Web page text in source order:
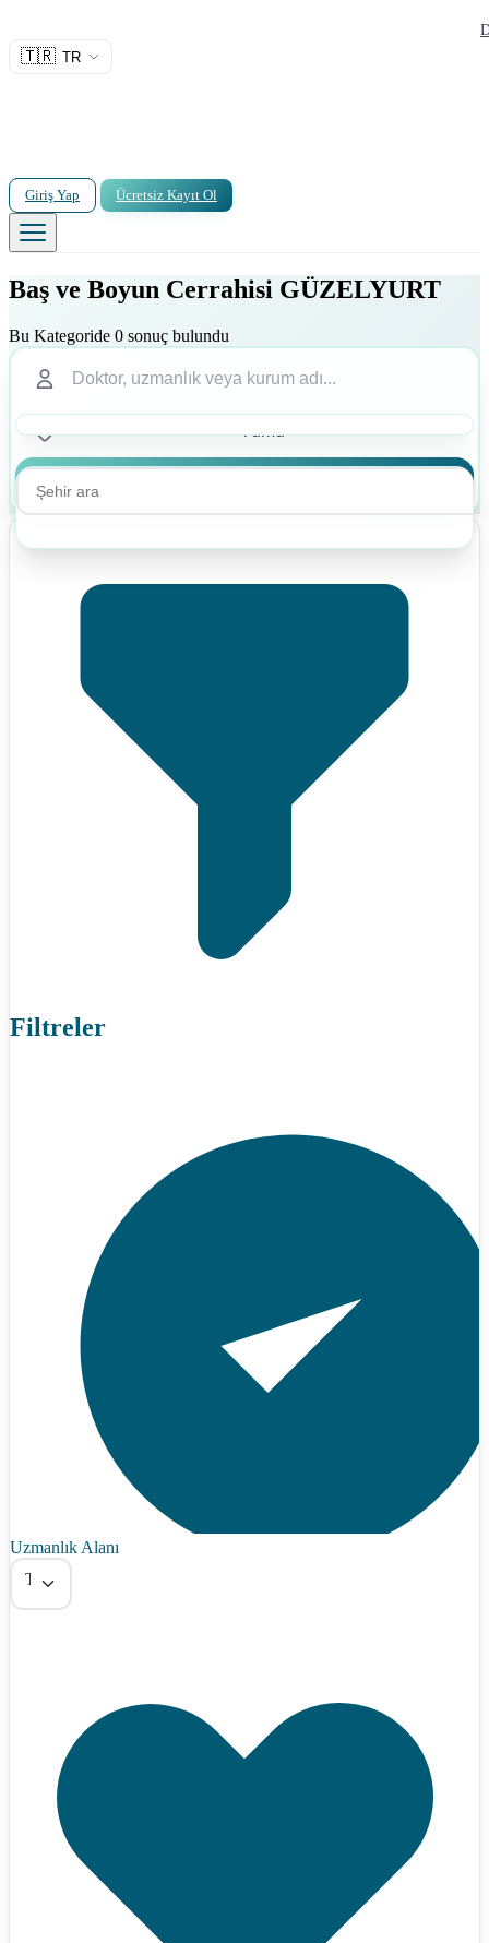
🇹🇷 TR
Giriş Yap Ücretsiz Kayıt Ol
Baş ve Boyun Cerrahisi GÜZELYURT
Bu Kategoride 0 sonuç bulundu
Filtreler
Uzmanlık Alanı
Tümü